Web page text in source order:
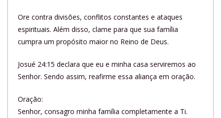
Ore contra divisões, conflitos constantes e ataques
espirituais. Além disso, clame para que sua família
cumpra um propósito maior no Reino de Deus.
Josué 24:15 declara que eu e minha casa serviremos ao
Senhor. Sendo assim, reafirme essa aliança em oração.
Oração:
Senhor, consagro minha família completamente a Ti.